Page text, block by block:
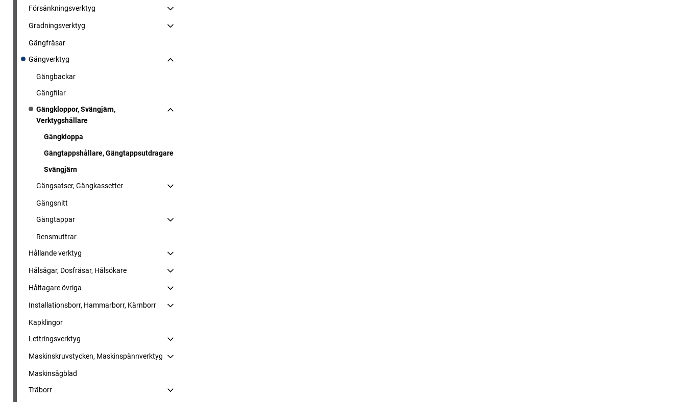
Försänkningsverktyg
Gradningsverktyg
Gängfräsar
Gängverktyg
Gängbackar
Gängfilar
Gängkloppor, Svängjärn,
Verktygshållare
Gängkloppa
Gängtappshållare, Gängtappsutdragare
Svängjärn
Gängsatser, Gängkassetter
Gängsnitt
Gängtappar
Rensmuttrar
Hållande verktyg
Hålsågar, Dosfräsar, Hålsökare
Håltagare övriga
Installationsborr, Hammarborr, Kärnborr
Kapklingor
Lettringsverktyg
Maskinskruvstycken, Maskinspännverktyg
Maskinsågblad
Träborr